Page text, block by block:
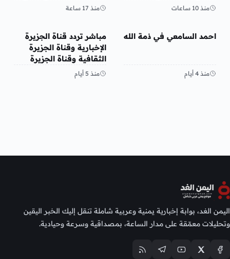
منذ 10 ساعات منذ 17 ساعة
منوعات
احمد السامعي في ذمة الله
منذ 4 أيام
منوعات
مباشر تردد قناة الجزيرة
الإخبارية وقناة الجزيرة
الثقافية وقناة الجزيرة
مباشر قنوات الجزيرة 2026
منذ 5 أيام
اليمن الغد، بوابة إخبارية يمنية وعربية شاملة تنقل إليك الخبر اليقين
وتحليلات معمّقة على مدار الساعة، بمصداقية وسرعة وحيادية.